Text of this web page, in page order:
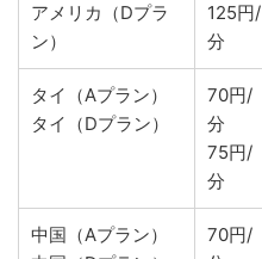
アメリカ（Dプラ
ン）
125円/
分
タイ（Aプラン）
タイ（Dプラン）
70円/
分
75円/
分
中国（Aプラン）
70円/